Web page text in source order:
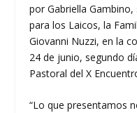
por Gabriella
para los Laicos, la
Giovanni Nuzzi, en la
24 de junio, segundo
Pastoral del X
“Lo que presentamos